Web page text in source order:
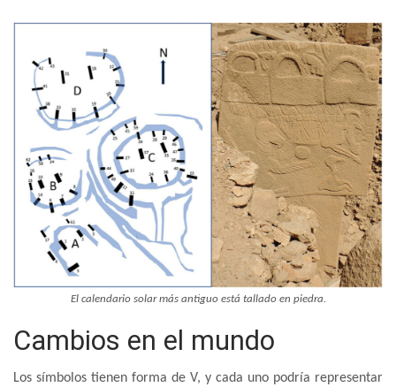
El calendario solar más antiguo está tallado en piedra.
Cambios en el mundo
Los símbolos tienen forma de V, y cada uno podría representar